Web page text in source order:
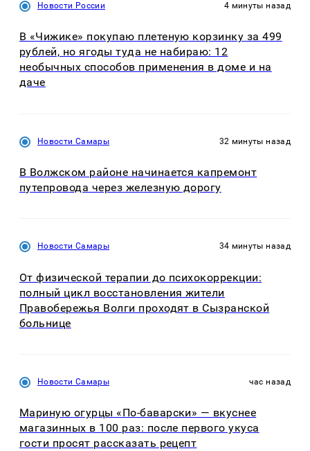
Новости России 4 минуты назад
В «Чижике» покупаю плетеную корзинку за 499
рублей, но ягоды туда не набираю: 12
необычных способов применения в доме и на
даче
Новости Самары 32 минуты назад
В Волжском районе начинается капремонт
путепровода через железную дорогу
Новости Самары 34 минуты назад
От физической терапии до психокоррекции:
полный цикл восстановления жители
Правобережья Волги проходят в Сызранской
больнице
Новости Самары час назад
Мариную огурцы «По-баварски» — вкуснее
магазинных в 100 раз: после первого укуса
гости просят рассказать рецепт